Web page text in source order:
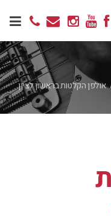
אולפן הקלטות בראשון לציון